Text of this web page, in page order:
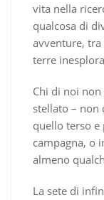
vita nella
qualcosa di
avventure,
terre
Chi di noi
stellato – non
quello terso
campagna, o
almeno
La sete di